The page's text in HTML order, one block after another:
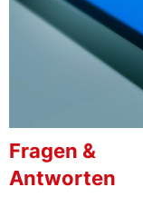
Fragen &
Antworten